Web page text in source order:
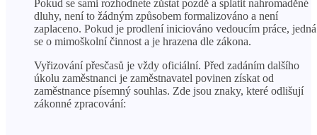
Pokud se sami rozhodnete zůstat pozdě a splatit nahromaděné
dluhy, není to žádným způsobem formalizováno a není
zaplaceno. Pokud je prodlení iniciováno vedoucím práce, jedná
se o mimoškolní činnost a je hrazena dle zákona.
Vyřizování přesčasů je vždy oficiální. Před zadáním dalšího
úkolu zaměstnanci je zaměstnavatel povinen získat od
zaměstnance písemný souhlas. Zde jsou znaky, které odlišují
zákonné zpracování: